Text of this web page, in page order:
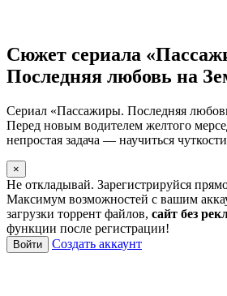
Сюжет сериала
Последняя любовь на
Сериал «Пассажиры. Последняя
Перед новым водителем желтого
непростая задача — научиться
×
Не откладывай. Зарегистрируйся
Максимум возможностей с вашим
загрузки торрент файлов, сайт без
функции после регистрации!
Войти Создать аккаунт